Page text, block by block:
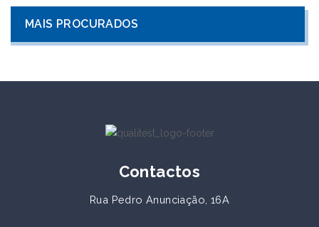
MAIS PROCURADOS
Contactos
Rua Pedro Anunciação, 16A